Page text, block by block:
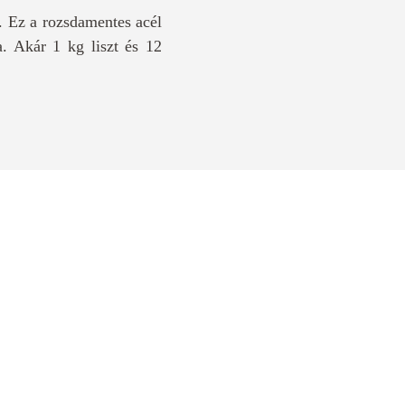
a rozsdamentes acél
Akár 1 kg liszt és 12